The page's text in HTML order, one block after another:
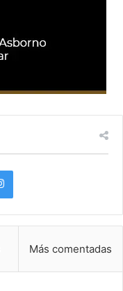
Más comentadas